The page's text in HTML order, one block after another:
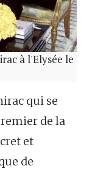
à l'Elysée le
qui se
de la
et
de